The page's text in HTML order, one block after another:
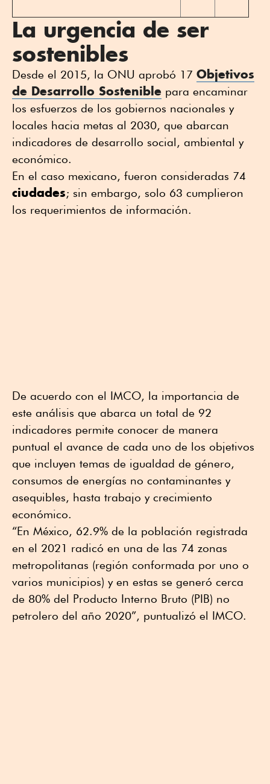
La urgencia de ser
sostenibles
Desde el 2015, la ONU aprobó 17 Objetivos
de Desarrollo Sostenible para encaminar
los esfuerzos de los gobiernos nacionales y
locales hacia metas al 2030, que abarcan
indicadores de desarrollo social, ambiental y
económico.
En el caso mexicano, fueron consideradas 74
ciudades; sin embargo, solo 63 cumplieron
los requerimientos de información.
De acuerdo con el IMCO, la importancia de
este análisis que abarca un total de 92
indicadores permite conocer de manera
puntual el avance de cada uno de los objetivos
que incluyen temas de igualdad de género,
consumos de energías no contaminantes y
asequibles, hasta trabajo y crecimiento
económico.
“En México, 62.9% de la población registrada
en el 2021 radicó en una de las 74 zonas
metropolitanas (región conformada por uno o
varios municipios) y en estas se generó cerca
de 80% del Producto Interno Bruto (PIB) no
petrolero del año 2020”, puntualizó el IMCO.